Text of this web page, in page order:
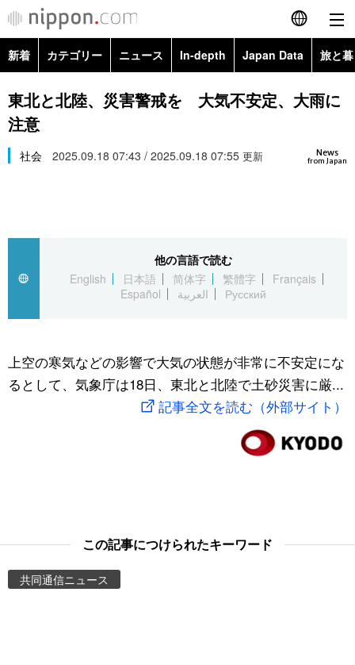
English
简体字
Русский
カテゴリー
経済・ビジネス
国際
文化
トップ
アーカイブ
In-depth
Japan Data
動画/Live
新着 カテゴリー ニュース In-depth Japan Data 旅と
政治・外交
経済・ビジネス
スポーツ・東京2020
Topics
東北と北陸、災害警戒を 大気不安定、大雨に
注意
News
from Japan
社会 2025.09.18 07:43 / 2025.09.18 07:55 更新
他の言語で読む
English
日本語 简体字 繁體字
Français
Español
العربية Русский
上空の寒気などの影響で大気の状態が非常に不安定にな
るとして、気象庁は18日、東北と北陸で土砂災害に厳...
記事全文を読む（外部サイト）
この記事につけられたキーワード
共同通信ニュース